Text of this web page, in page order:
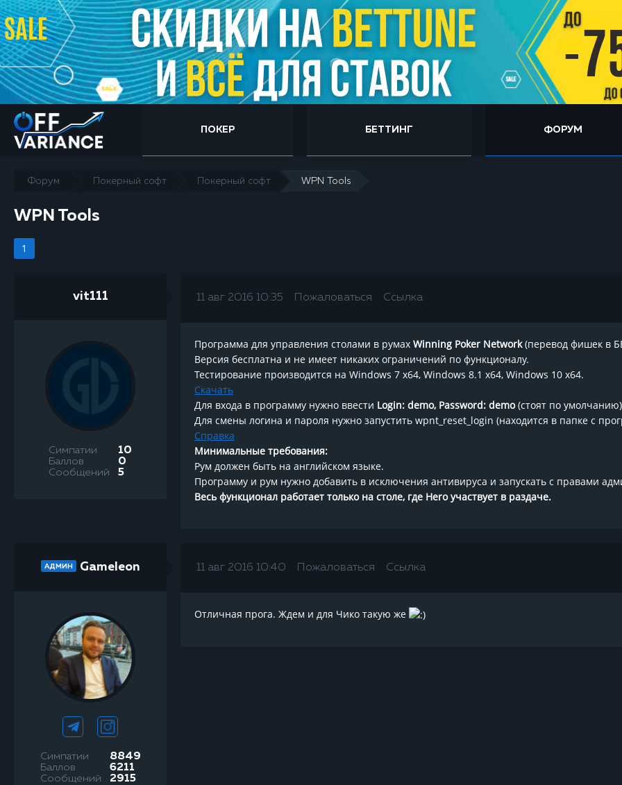
ПОКЕР БЕТТИНГ ФОРУМ
Форум Покерный софт Покерный софт WPN Tools
WPN Tools
1
vit111
Симпатии 10
Баллов 0
Сообщений 5
11 авг 2016 10:35 Пожаловаться Ссылка
Программа для управления столами в румах Winning Poker Network(перевод фишек в
Версия бесплатна и не имеет никаких ограничений по функционалу.
Тестирование производится на Windows 7 x64, Windows 8.1 x64, Windows 10 x64.
Скачать
Для входа в программу нужно ввести Login: demo, Password: demo(стоят по
Для смены логина и пароля нужно запустить wpnt_reset_login (находится в папке с
Справка
Минимальные требования:
Рум должен быть на английском языке.
Программу и рум нужно добавить в исключения антивируса и запускать с правами
Весь функционал работает только на столе, где Hero участвует в раздаче.
АДМИН Gameleon
Симпатии 8849
Баллов 6211
Сообщений 2915
11 авг 2016 10:40 Пожаловаться Ссылка
Отличная прога. Ждем и для Чико такую же